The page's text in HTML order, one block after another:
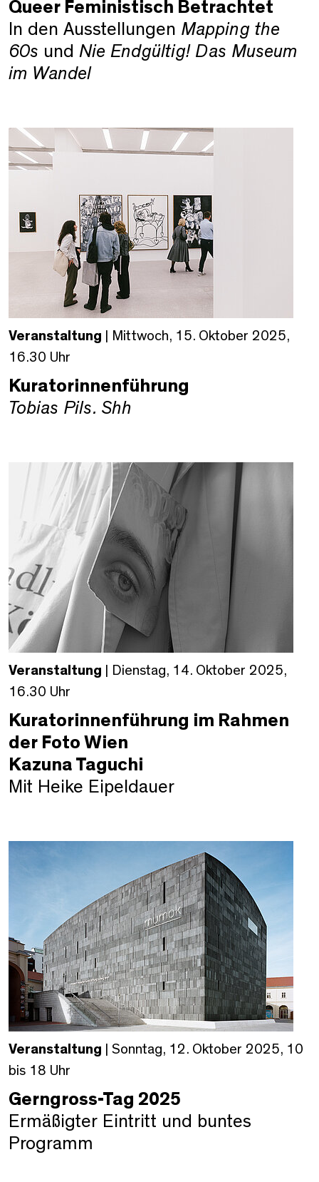
Queer Feministisch Betrachtet
In den Ausstellungen Mapping the
60s und Nie Endgültig! Das Museum
im Wandel
Veranstaltung | Mittwoch, 15. Oktober 2025,
16.30 Uhr
Kuratorinnenführung
Tobias Pils. Shh
Veranstaltung | Dienstag, 14. Oktober 2025,
16.30 Uhr
Kuratorinnenführung im Rahmen
der Foto Wien
Kazuna Taguchi
Mit Heike Eipeldauer
Veranstaltung | Sonntag, 12. Oktober 2025, 10
bis 18 Uhr
Gerngross-Tag 2025
Ermäßigter Eintritt und buntes
Programm